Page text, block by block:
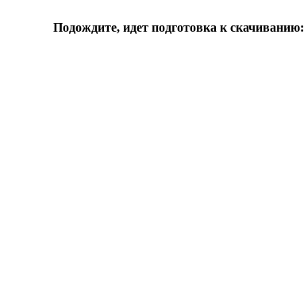
Подождите, идет подготовка к скачиванию: